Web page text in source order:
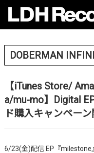
DOBERMAN
【iTunes Store/
a/mu-mo】Digital
ド購入キャンペーン
6/23(金)配信 EP『milestone